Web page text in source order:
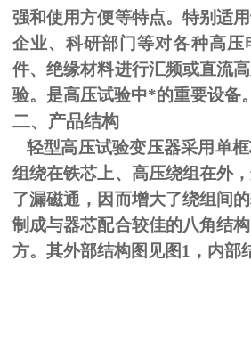
强和使用方便等特点。特别适
企业、科研部门等对各种高压
件、绝缘材料进行汇频或直流
验。是高压试验中*的重要设备。
二、产品结构
轻型高压试验变压器采用单
组绕在铁芯上、高压绕组在外
了漏磁通，因而增大了绕组间
制成与器芯配合较佳的八角结
方。其外部结构图见图1 ，内部